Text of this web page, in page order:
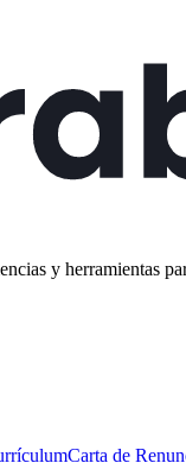
y herramientas
Carta de